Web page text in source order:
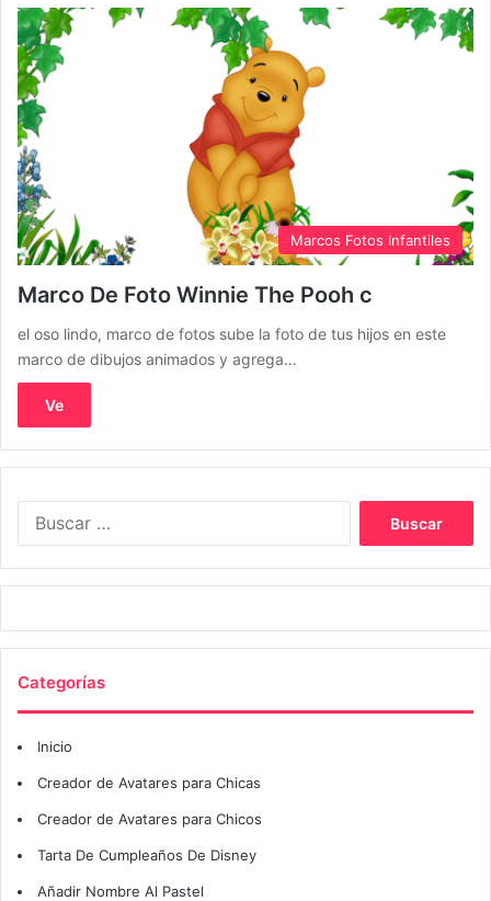
Marcos Fotos Infantiles
Marco De Foto Winnie The Pooh c
el oso lindo, marco de fotos sube la foto de tus hijos en este
marco de dibujos animados y agrega…
Ve
Categorías
Inicio
Creador de Avatares para Chicas
Creador de Avatares para Chicos
Tarta De Cumpleaños De Disney
Añadir Nombre Al Pastel